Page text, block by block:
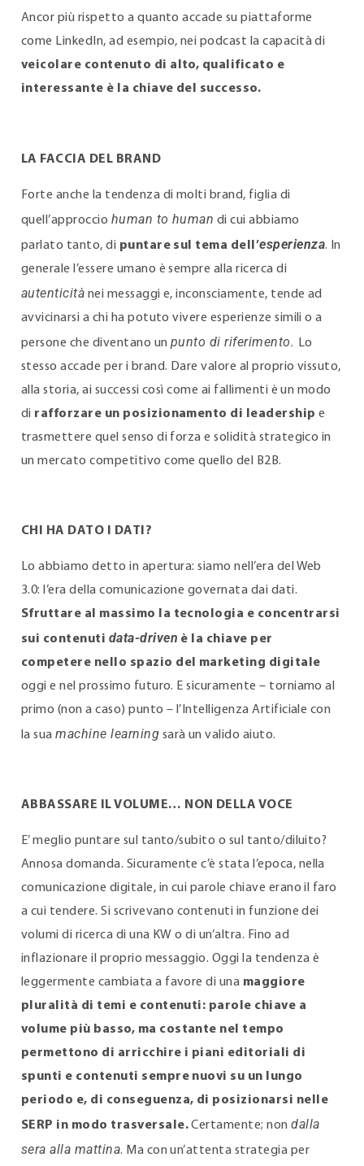
Ancor più rispetto a quanto accade su piattaforme
come LinkedIn, ad esempio, nei podcast la capacità di
veicolare contenuto di alto, qualificato e
interessante è la chiave del successo.
LA FACCIA DEL BRAND
Forte anche la tendenza di molti brand, figlia di
quell’approccio human to human di cui abbiamo
parlato tanto, di puntare sul tema dell’esperienza. In
generale l’essere umano è sempre alla ricerca di
autenticità nei messaggi e, inconsciamente, tende ad
avvicinarsi a chi ha potuto vivere esperienze simili o a
persone che diventano un punto di riferimento.
Lo
stesso accade per i brand. Dare valore al proprio vissuto,
alla storia, ai successi così come ai fallimenti è un modo
di rafforzare un posizionamento di leadership e
trasmettere quel senso di forza e solidità strategico in
un mercato competitivo come quello del B2B.
CHI HA DATO I DATI?
Lo abbiamo detto in apertura: siamo nell’era del Web
3.0: l’era della comunicazione governata dai dati.
Sfruttare al massimo la tecnologia e concentrarsi
sui contenuti data-driven è la chiave per
competere nello spazio del marketing digitale
oggi e nel prossimo futuro. E sicuramente – torniamo al
primo (non a caso) punto – l’Intelligenza Artificiale con
la suamachine learning sarà un valido aiuto.
ABBASSARE IL VOLUME… NON DELLA VOCE
E’ meglio puntare sul tanto/subito o sul tanto/diluito?
Annosa domanda. Sicuramente c’è stata l’epoca, nella
comunicazione digitale, in cui parole chiave erano il faro
a cui tendere. Si scrivevano contenuti in funzione dei
volumi di ricerca di una KW o di un’altra. Fino ad
inflazionare il proprio messaggio. Oggi la tendenza è
leggermente cambiata a favore di una maggiore
pluralità di temi e contenuti: parole chiave a
volume più basso, ma costante nel tempo
permettono di arricchire i piani editoriali di
spunti e contenuti sempre nuovi su un lungo
periodo e, di conseguenza, di posizionarsi nelle
SERP in modo trasversale.Certamente; nondalla
sera alla mattina. Ma con un’attenta strategia per